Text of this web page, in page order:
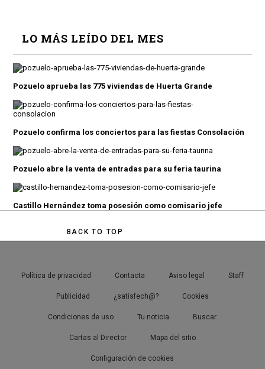
LO MÁS LEÍDO DEL MES
Pozuelo aprueba las 775 viviendas de Huerta Grande
Pozuelo confirma los conciertos para las fiestas Consolación
Pozuelo abre la venta de entradas para su feria taurina
Castillo Hernández toma posesión como comisario jefe
BACK TO TOP
Política de privacidad Contacta Aviso legal Staff
Publicidad ¿satisfech@? Cookies
Condiciones de uso Tu noticia Buscar
Cartas al Director Mapa del sitio
Configuración de cookies